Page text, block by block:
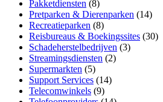
Pakketdiensten (8)
Pretparken & Dierenparken (14)
Recreatieparken (8)
Reisbureaus & Boekingssites (30)
Schadeherstelbedrijven (3)
Streamingsdiensten (2)
Supermarkten (5)
Support Services (14)
Telecomwinkels (9)